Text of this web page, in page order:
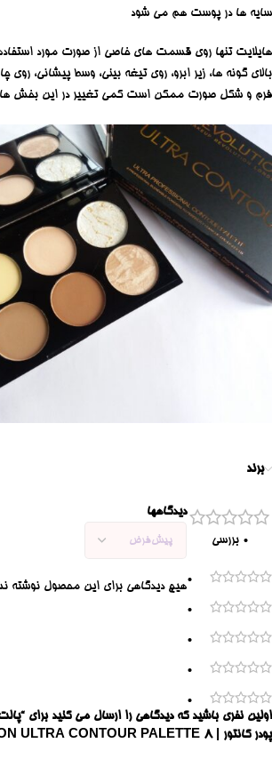
سایه ها در پوست هم می شود
هایلایت تنها روی قسمت های خاصی از صورت مورد استفاده
بالای گونه ها، زیر ابرو، روی تیغه بینی، وسط پیشانی، روی
فرم و شکل صورت ممکن است کمی تغییر در این بخش ها
برند
0 بررسی
0
0
0
0
0
دیدگاهها
هیچ دیدگاهی برای این محصول نوشته
اولین نفری باشید که دیدگاهی را ارسال می کنید برای
پودر کانتور | REVOLUTION ULTRA CONTOUR PALETTE 8”